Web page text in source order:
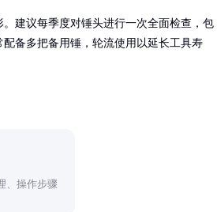
建议每季度对锤头进行一次全面检查，包
备多把备用锤，轮流使用以延长工具寿
、操作步骤